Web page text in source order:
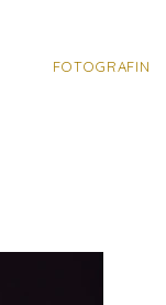
FOTOGRAFIN